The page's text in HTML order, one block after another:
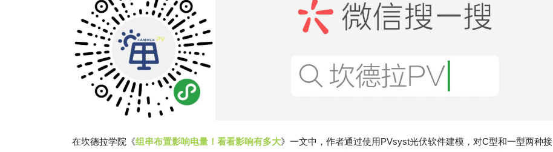
在坎德拉学院《组串布置影响电量！看看影响有多大》一文中，作者通过使用PVsyst光伏软件建模，对C型和一型两种接